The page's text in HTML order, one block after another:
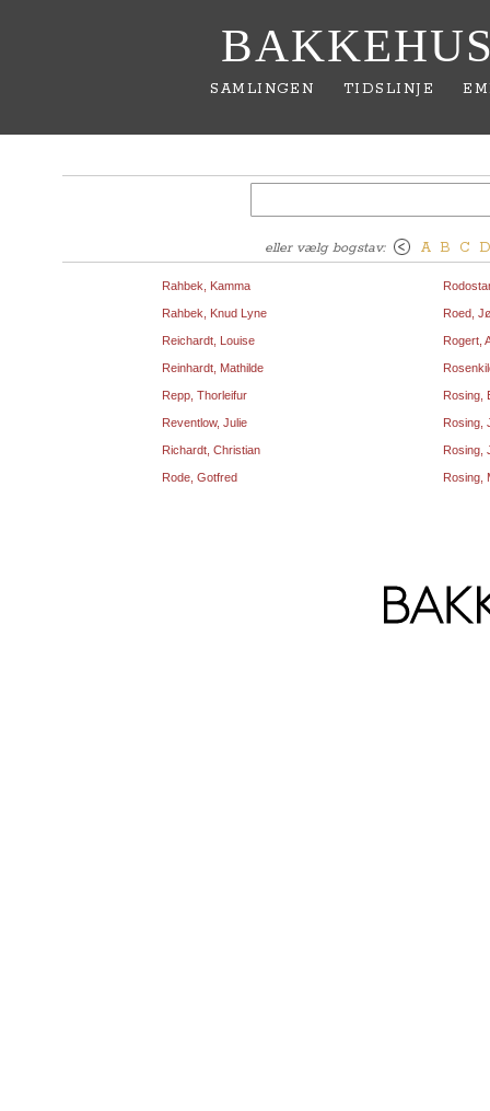
SAMLINGEN TIDSLINJE
eller vælg bogstav: A B C D
Rahbek, Kamma
Rahbek, Knud Lyne Roed,
Reichardt, Louise Rogert,
Reinhardt, Mathilde
Repp, Thorleifur Rosing,
Reventlow, Julie Rosing,
Richardt, Christian Rosing,
Rode, Gotfred Rosing,